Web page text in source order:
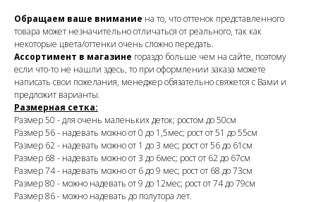
Обращаем ваше внимание на то, что оттенок представленного
товара может незначительно отличаться от реального, так как
некоторые цвета/оттенки очень сложно передать.
Ассортимент в магазине гораздо больше чем на сайте, поэтому
если что-то не нашли здесь, то при оформлении заказа можете
написать свои пожелания, менеджер обязательно свяжется с Вами и
предложит варианты.
Размерная сетка:
Размер 50 - для очень маленьких деток; ростом до 50см
Размер 56 - надевать можно от 0 до 1,5мес; рост от 51 до 55см
Размер 62 - надевать можно от 1 до 3 мес; рост от 56 до 61см
Размер 68 - надевать можно от 3 до 6мес; рост от 62 до 67см
Размер 74 - надевать можно от 6 до 9 мес; рост от 68 до 73см
Размер 80 - можно надевать от 9 до 12мес; рост от 74 до 79см
Размер 86 - можно надевать до полутора лет.